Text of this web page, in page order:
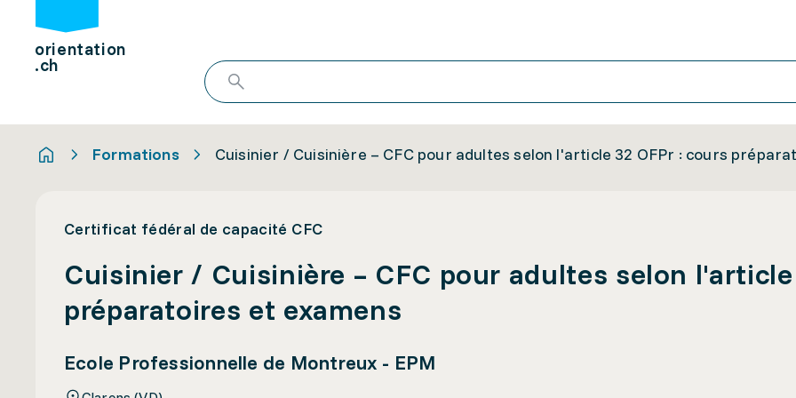
orientation
.ch
Formations Cuisinier / Cuisinière – CFC pour adultes selon l'article 32 OFPr : cours
Certificat fédéral de capacité CFC
Cuisinier / Cuisinière – CFC pour adultes selon
préparatoires et examens
Ecole Professionnelle de Montreux - EPM